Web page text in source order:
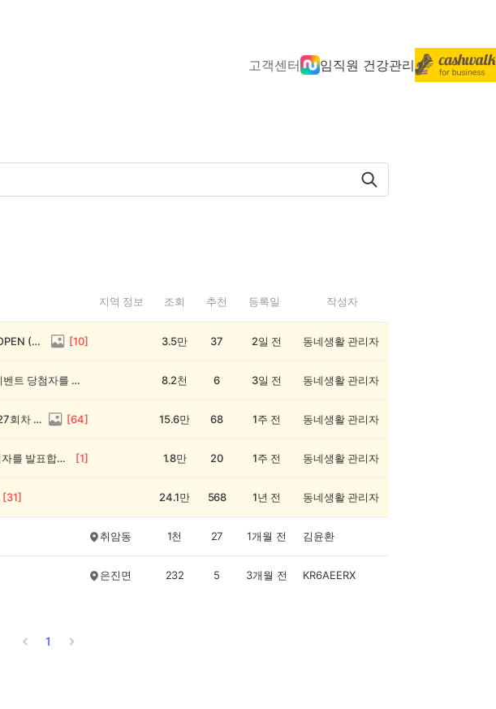
고객센터 임직원 건강관리
지역 정보 조회 추천 등록일 작성자
전원 1,000캐시! 🥳 우리 동네 썰전 14회차 OPEN (~8/17) [10] 3.5만 37 2일 전 동네생활 관리자
💰[당첨자 발표] 26회차 우리 동네 정보왕 이벤트 당첨자를 발표합니다! 8.2천 6 3일 전 동네생활 관리자
💸 전원 2,000캐시 지급! 우리 동네 정보왕 27회차 (~8/10) [64] 15.6만 68 1주 전 동네생활 관리자
💰[당첨자 발표] 우리 동네 썰전 12회차 당첨자를 발표합니다! [1] 1.8만 20 1주 전 동네생활 관리자
[31] 24.1만 568 1년 전 동네생활 관리자
취암동 1천 27 1개월 전 김윤환
은진면 232 5 3개월 전 KR6AEERX
1